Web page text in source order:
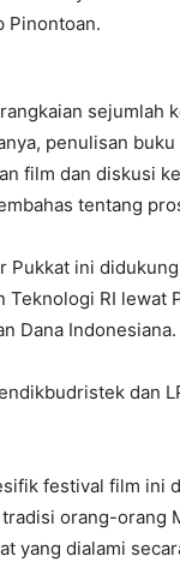
Pinontoan.
sejumlah
penulisan
film dan diskusi
tentang
Pukkat ini
Teknologi RI lewat
Dana Indonesiana.
dan
festival film ini
tradisi orang-orang
yang dialami